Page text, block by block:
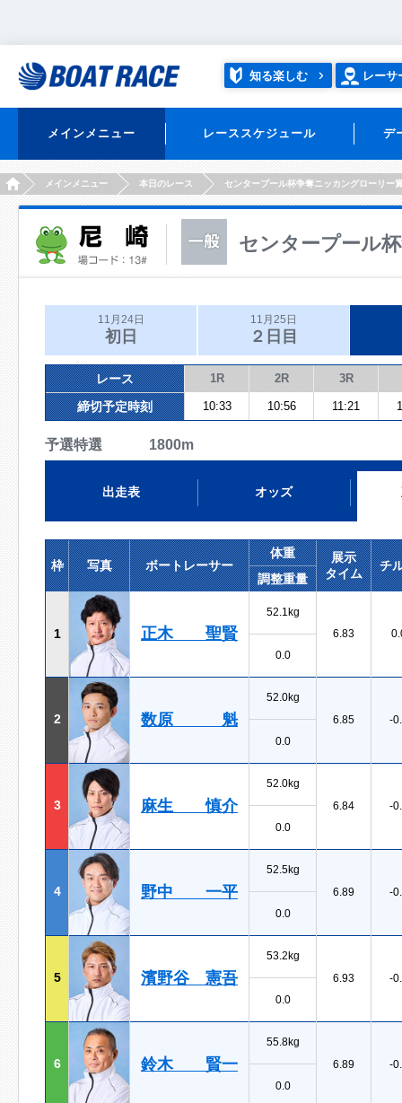
知る楽しむ レーサ
メインメニュー レーススケジュール デ
HOMEメインメニュー 本日のレース センタープール杯争奪ニッカングローリー
センタープール
11月24日
初日
11月25日
２日目
レース 1R 2R 3R
締切予定時刻 10:33 10:56 11:21
予選特選 1800m
出走表 オッズ
枠 写真 ボートレーサー
体重
展示
タイム
チ
調整重量
1 正木 聖賢
52.1kg
6.83
0.0
2 数原 魁
52.0kg
6.85
-
0.0
3 麻生 慎介
52.0kg
6.84
-
0.0
4 野中 一平
52.5kg
6.89
-
0.0
5 濱野谷 憲吾
53.2kg
6.93
-
0.0
6 鈴木 賢一
55.8kg
6.89
-
0.0